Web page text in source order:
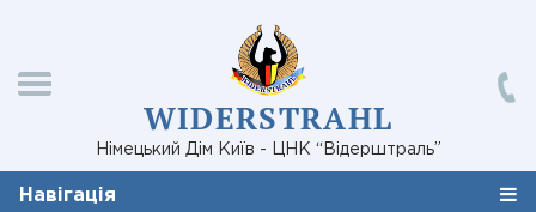
WIDERSTRAHL
Німецький Дім Київ - ЦНК “Відерштраль”
Навігація